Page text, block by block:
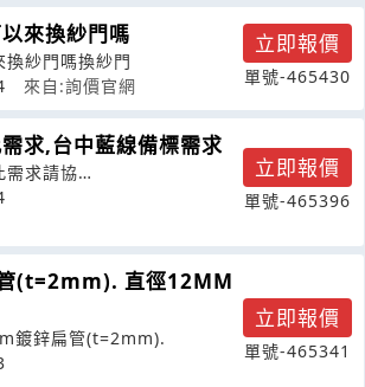
來換紗門嗎
紗門嗎換紗門
來自:詢價官網
立即報價
單號-465430
求,台中藍線備標需求
需求請協
cm2210kgf
立即報價
單號-465396
(t=2mm). 直徑12MM
鍍鋅扁管(t=2mm).
立即報價
單號-465341